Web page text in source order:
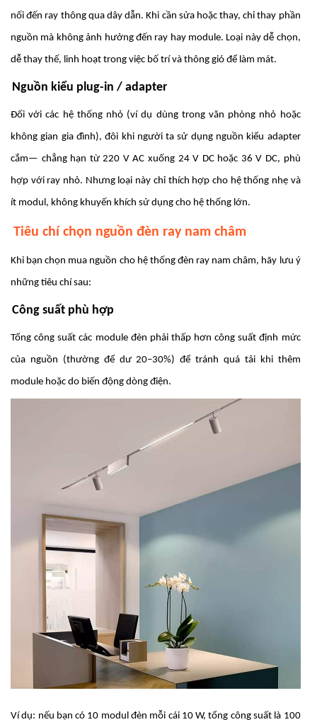
nối đến ray thông qua dây dẫn. Khi cần sửa hoặc thay, chỉ thay phần
nguồn mà không ảnh hưởng đến ray hay module. Loại này dễ chọn,
dễ thay thế, linh hoạt trong việc bố trí và thông gió để làm mát.
Nguồn kiểu plug-in / adapter
Đối với các hệ thống nhỏ (ví dụ dùng trong văn phòng nhỏ hoặc
không gian gia đình), đôi khi người ta sử dụng nguồn kiểu adapter
cắm— chẳng hạn từ 220 V AC xuống 24 V DC hoặc 36 V DC, phù
hợp với ray nhỏ. Nhưng loại này chỉ thích hợp cho hệ thống nhẹ và
ít modul, không khuyến khích sử dụng cho hệ thống lớn.
Tiêu chí chọn nguồn đèn ray nam châm
Khi bạn chọn mua nguồn cho hệ thống đèn ray nam châm, hãy lưu ý
những tiêu chí sau:
Công suất phù hợp
Tổng công suất các module đèn phải thấp hơn công suất định mức
của nguồn (thường để dư 20–30%) để tránh quá tải khi thêm
module hoặc do biến động dòng điện.
Ví dụ: nếu bạn có 10 modul đèn mỗi cái 10 W, tổng công suất là 100